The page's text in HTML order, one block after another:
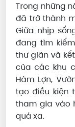
Trong những
đã trở thành
Giữa nhịp
đang tìm
thư giãn và
của các khu
Hàm Lợn,
tạo điều kiện
tham gia vào
quá xa.